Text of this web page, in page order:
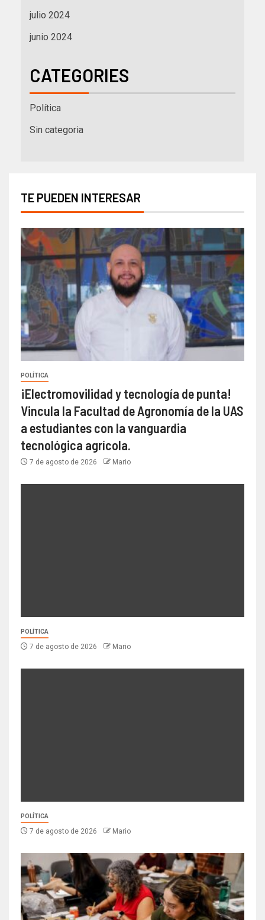
julio 2024
junio 2024
CATEGORIES
Política
Sin categoria
TE PUEDEN INTERESAR
POLÍTICA
¡Electromovilidad y tecnología de punta!
Vincula la Facultad de Agronomía de la UAS
a estudiantes con la vanguardia
tecnológica agrícola.
7 de agosto de 2026 Mario
POLÍTICA
7 de agosto de 2026 Mario
POLÍTICA
7 de agosto de 2026 Mario